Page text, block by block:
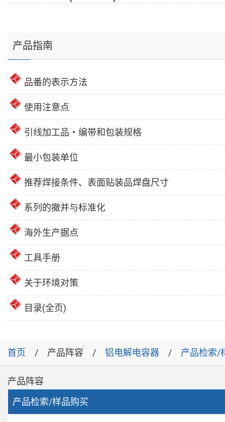
产品指南
品番的表示方法
使用注意点
引线加工品・编带和包装规格
最小包装单位
推荐焊接条件、表面贴装品焊盘尺寸
系列的撤并与标准化
海外生产据点
工具手册
关于环境对策
目录(全页)
首页 产品阵容 铝电解电容器 产品检索/
产品阵容
产品检索/样品购买